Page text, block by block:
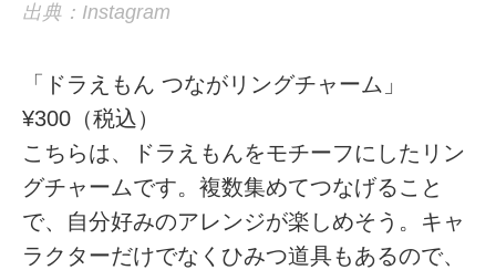
出典：Instagram
「ドラえもん つながリングチャーム」
¥300（税込）
こちらは、ドラえもんをモチーフにしたリン
グチャームです。複数集めてつなげること
で、自分好みのアレンジが楽しめそう。キャ
ラクターだけでなくひみつ道具もあるので、